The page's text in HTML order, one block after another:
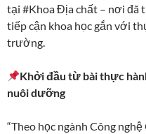
tại #Khoa Địa chất – nơi đã
tiếp cận khoa học gắn với
trường.
Khởi đầu từ bài thực
nuôi dưỡng
“Theo học ngành Công